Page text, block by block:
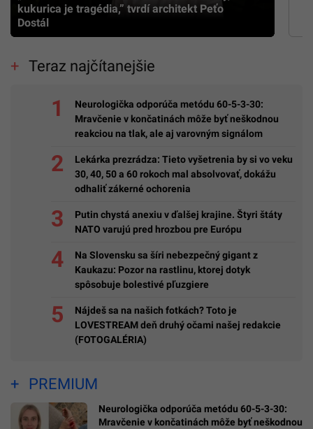
kukurica je tragédia,” tvrdí architekt Peťo
Dostál
Teraz najčítanejšie
Neurologička odporúča metódu 60-5-3-30:
Mravčenie v končatinách môže byť neškodnou
reakciou na tlak, ale aj varovným signálom
Lekárka prezrádza: Tieto vyšetrenia by si vo veku
30, 40, 50 a 60 rokoch mal absolvovať, dokážu
odhaliť zákerné ochorenia
Putin chystá anexiu v ďalšej krajine. Štyri štáty
NATO varujú pred hrozbou pre Európu
Na Slovensku sa šíri nebezpečný gigant z
Kaukazu: Pozor na rastlinu, ktorej dotyk
spôsobuje bolestivé pľuzgiere
Nájdeš sa na našich fotkách? Toto je
LOVESTREAM deň druhý očami našej redakcie
(FOTOGALÉRIA)
PREMIUM
Neurologička odporúča metódu 60-5-3-30:
Mravčenie v končatinách môže byť neškodnou